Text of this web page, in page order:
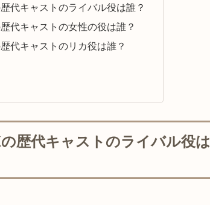
代キャストのライバル役は誰？
代キャストの女性の役は誰？
代キャストのリカ役は誰？
歴代キャストのライバル役は